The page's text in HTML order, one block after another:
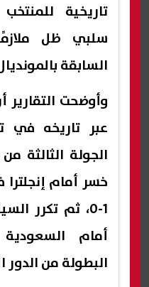
تاريخية
سلبي ظل
السابقة
وأوضحت
عبر تاريخه في
الجولة الثالثة
البطولة من الدور